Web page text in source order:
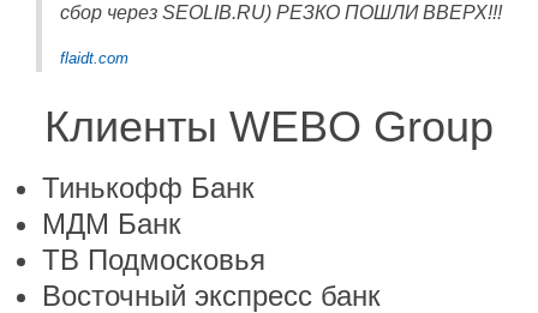
сбор через SEOLIB.RU) РЕЗКО ПОШЛИ ВВЕРХ!!!
flaidt.com
Клиенты WEBO Group
Тинькофф Банк
МДМ Банк
ТВ Подмосковья
Восточный экспресс банк